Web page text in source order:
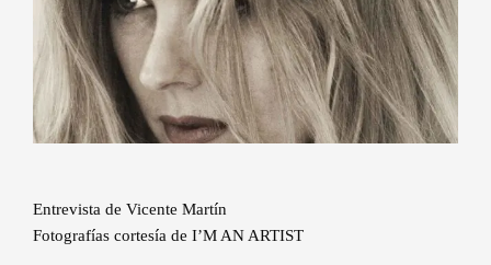
Entrevista de Vicente Martín
Fotografías cortesía de I’M AN ARTIST